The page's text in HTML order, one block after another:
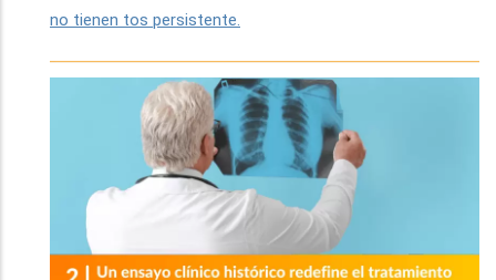
no tienen tos persistente.